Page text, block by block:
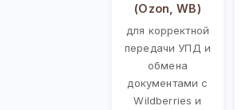
(Ozon, WB)
для корректной
передачи УПД и
обмена
документами с
Wildberries и